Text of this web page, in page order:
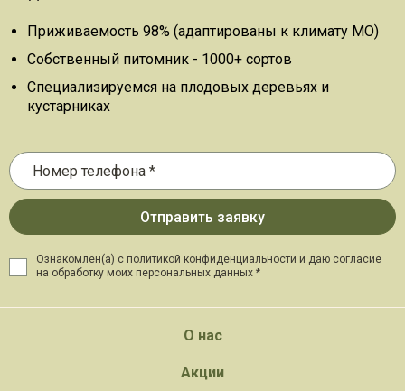
Приживаемость 98% (адаптированы к климату МО)
Собственный питомник - 1000+ сортов
Специализируемся на плодовых деревьях и
кустарниках
Ознакомлен(а) с политикой конфиденциальности и даю согласие
на обработку моих персональных данных *
О нас
Акции